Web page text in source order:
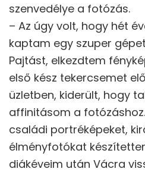
szenvedélye a fotózás.
– Az úgy volt, hogy hét
kaptam egy szuper
Pajtást, elkezdtem
első kész tekercsemet
üzletben, kiderült, hogy
affinitásom a
családi portréképeket,
élményfotókat
diákéveim után Vácra